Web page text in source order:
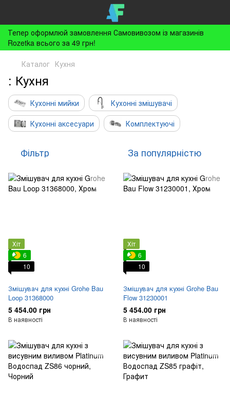
Тепер оформлюй замовлення Самовивозом із магазинів
Rozetka всього за 49 грн!
Каталог Кухня
: Кухня
Кухонні мийки
Кухонні змішувачі
Кухонні аксесуари
Комплектуючі
Фільтр За популярністю
Хіт
6
10
Змішувач для кухні Grohe Bau
Loop 31368000
5 454.00 грн
В наявності
Хіт
6
10
Змішувач для кухні Grohe Bau
Flow 31230001
5 454.00 грн
В наявності